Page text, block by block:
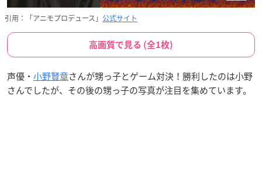
引用：「アニモプロデュース」 公式サイト
高画質で見る (全1枚)
声優・ 小野賢章さんが甥っ子とゲーム対決！勝利したのは小野
さんでしたが、その後の甥っ子の写真が注目を集めています。